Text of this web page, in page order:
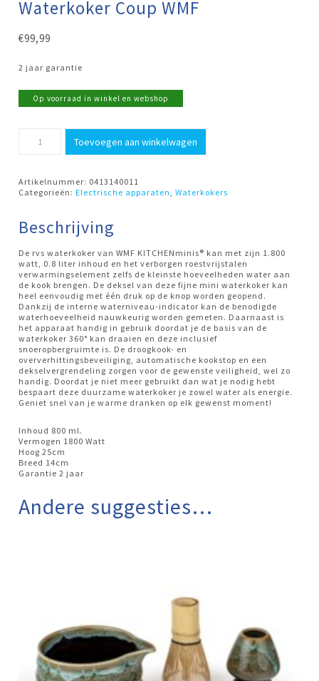
Waterkoker Coup WMF
€99,99
2 jaar garantie
Op voorraad in winkel en webshop
Coup
Toevoegen aan winkelwagen
Artikelnummer: 0413140011
Categorieën:Electrische apparaten ,Waterkokers
Beschrijving
De rvs waterkoker van WMF KITCHENminis® kan met zijn 1.800
watt, 0.8 liter inhoud en het verborgen roestvrijstalen
verwarmingselement zelfs de kleinste hoeveelheden water aan
de kook brengen. De deksel van deze fijne mini waterkoker kan
heel eenvoudig met één druk op de knop worden geopend.
Dankzij de interne waterniveau-indicator kan de benodigde
waterhoeveelheid nauwkeurig worden gemeten. Daarnaast is
het apparaat handig in gebruik doordat je de basis van de
waterkoker 360° kan draaien en deze inclusief
snoeropbergruimte is. De droogkook- en
oververhittingsbeveiliging, automatische kookstop en een
dekselvergrendeling zorgen voor de gewenste veiligheid, wel zo
handig. Doordat je niet meer gebruikt dan wat je nodig hebt
bespaart deze duurzame waterkoker je zowel water als energie.
Geniet snel van je warme dranken op elk gewenst moment!
Inhoud 800 ml.
Vermogen 1800 Watt
Hoog 25cm
Breed 14cm
Garantie 2 jaar
Andere suggesties…